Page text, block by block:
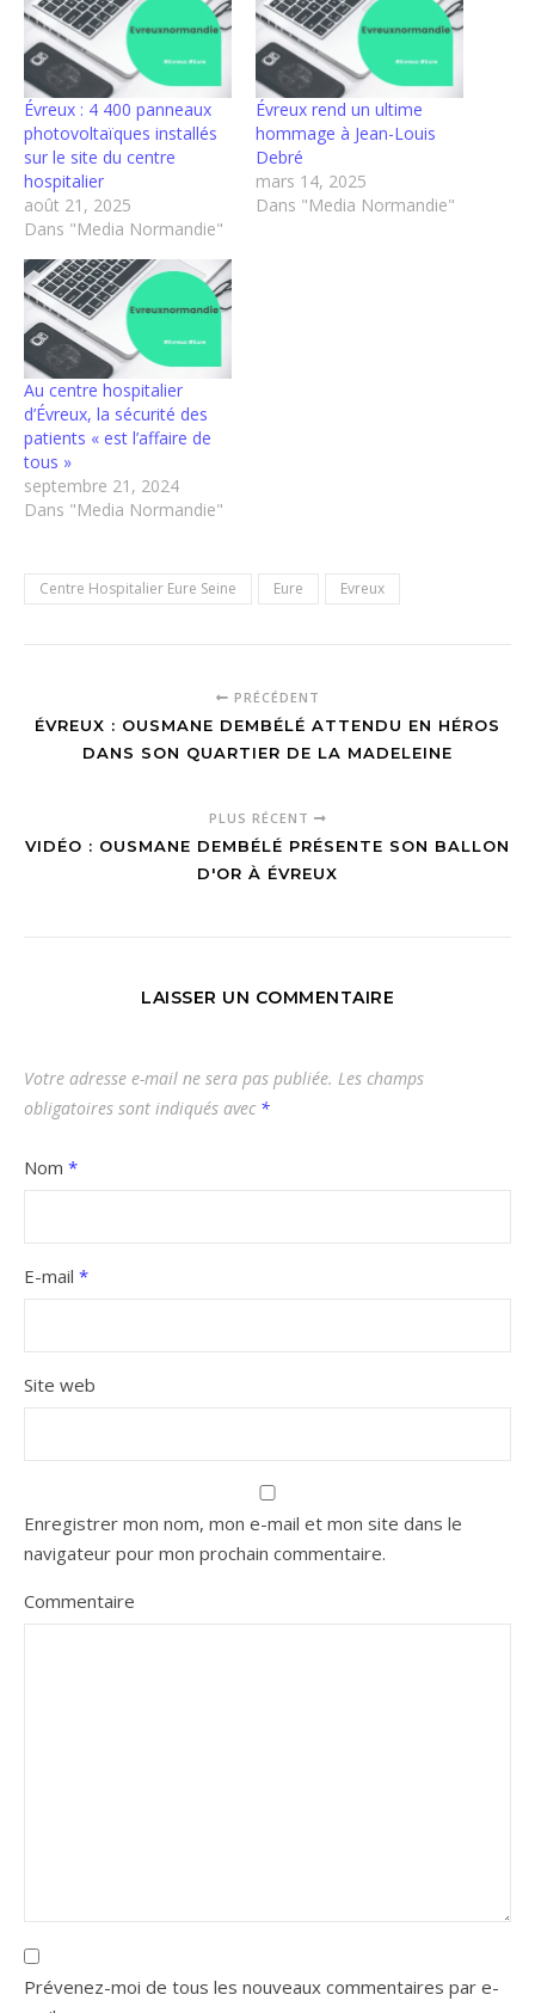
Évreux : 4 400 panneaux
photovoltaïques installés
sur le site du centre
hospitalier
août 21, 2025
Dans "Media Normandie"
Évreux rend un ultime
hommage à Jean-Louis
Debré
mars 14, 2025
Dans "Media Normandie"
Au centre hospitalier
d’Évreux, la sécurité des
patients « est l’affaire de
tous »
septembre 21, 2024
Dans "Media Normandie"
Centre Hospitalier Eure Seine Eure Evreux
PRÉCÉDENT
ÉVREUX : OUSMANE DEMBÉLÉ ATTENDU EN HÉROS
DANS SON QUARTIER DE LA MADELEINE
PLUS RÉCENT
VIDÉO : OUSMANE DEMBÉLÉ PRÉSENTE SON BALLON
D'OR À ÉVREUX
LAISSER UN COMMENTAIRE
Votre adresse e-mail ne sera pas publiée. Les champs
obligatoires sont indiqués avec *
Nom *
E-mail *
Site web
Enregistrer mon nom, mon e-mail et mon site dans le
navigateur pour mon prochain commentaire.
Commentaire
Prévenez-moi de tous les nouveaux commentaires par e-